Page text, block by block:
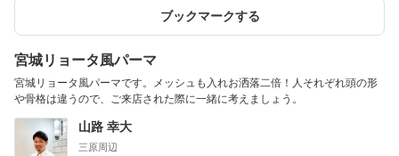
ブックマークする
宮城リョータ風パーマ
宮城リョータ風パーマです。メッシュも入れお洒落二倍！人それぞれ頭の形
や骨格は違うので、ご来店された際に一緒に考えましょう。
山路 幸大
三原周辺